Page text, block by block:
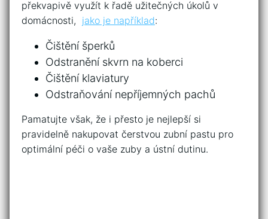
překvapivě využít k řadě užitečných‍ úkolů v
domácnosti, ​ jako je například:
Čištění šperků
Odstranění skvrn na⁢ koberci
Čištění klaviatury
Odstraňování nepříjemných pachů
Pamatujte však, že i přesto je⁢ nejlepší ‌si
pravidelně nakupovat čerstvou zubní pastu pro
optimální péči o vaše zuby a ústní dutinu.